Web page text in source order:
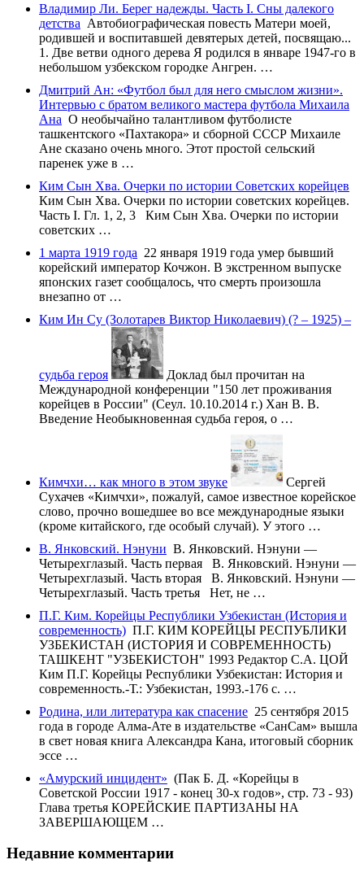
Владимир Ли. Берег надежды. Часть I. Сны далекого
детства Автобиографическая повесть Матери моей,
родившей и воспитавшей девятерых детей, посвящаю...
1. Две ветви одного дерева Я родился в январе 1947-го в
небольшом узбекском городке Ангрен. …
Дмитрий Ан: «Футбол был для него смыслом жизни».
Интервью с братом великого мастера футбола Михаила
Ана О необычайно талантливом футболисте
ташкентского «Пахтакора» и сборной СССР Михаиле
Ане сказано очень много. Этот простой сельский
паренек уже в …
Ким Сын Хва. Очерки по истории Советских корейцев
Ким Сын Хва. Очерки по истории советских корейцев.
Часть I. Гл. 1, 2, 3 Ким Сын Хва. Очерки по истории
советских …
1 марта 1919 года 22 января 1919 года умер бывший
корейский император Кочжон. В экстренном выпуске
японских газет сообщалось, что смерть произошла
внезапно от …
Ким Ин Су (Золотарев Виктор Николаевич) (? – 1925) –
судьба героя
Доклад был прочитан на
Международной конференции "150 лет проживания
корейцев в России" (Сеул. 10.10.2014 г.) Хан В. В.
Введение Необыкновенная судьба героя, о …
Кимчхи… как много в этом звуке
Сергей
Сухачев «Кимчхи», пожалуй, самое известное корейское
слово, прочно вошедшее во все международные языки
(кроме китайского, где особый случай). У этого …
В. Янковский. Нэнуни В. Янковский. Нэнуни —
Четырехглазый. Часть первая В. Янковский. Нэнуни —
Четырехглазый. Часть вторая В. Янковский. Нэнуни —
Четырехглазый. Часть третья Нет, не …
П.Г. Ким. Корейцы Республики Узбекистан (История и
современность) П.Г. КИМ КОРЕЙЦЫ РЕСПУБЛИКИ
УЗБЕКИСТАН (ИСТОРИЯ И СОВРЕМЕННОСТЬ)
ТАШКЕНТ "УЗБЕКИСТОН" 1993 Редактор С.А. ЦОЙ
Ким П.Г. Корейцы Республики Узбекистан: История и
современность.-Т.: Узбекистан, 1993.-176 с. …
Родина, или литература как спасение 25 сентября 2015
года в городе Алма-Ате в издательстве «СанСам» вышла
в свет новая книга Александра Кана, итоговый сборник
эссе …
«Амурский инцидент» (Пак Б. Д. «Корейцы в
Советской России 1917 - конец 30-х годов», стр. 73 - 93)
Глава третья КОРЕЙСКИЕ ПАРТИЗАНЫ НА
ЗАВЕРШАЮЩЕМ …
Недавние комментарии